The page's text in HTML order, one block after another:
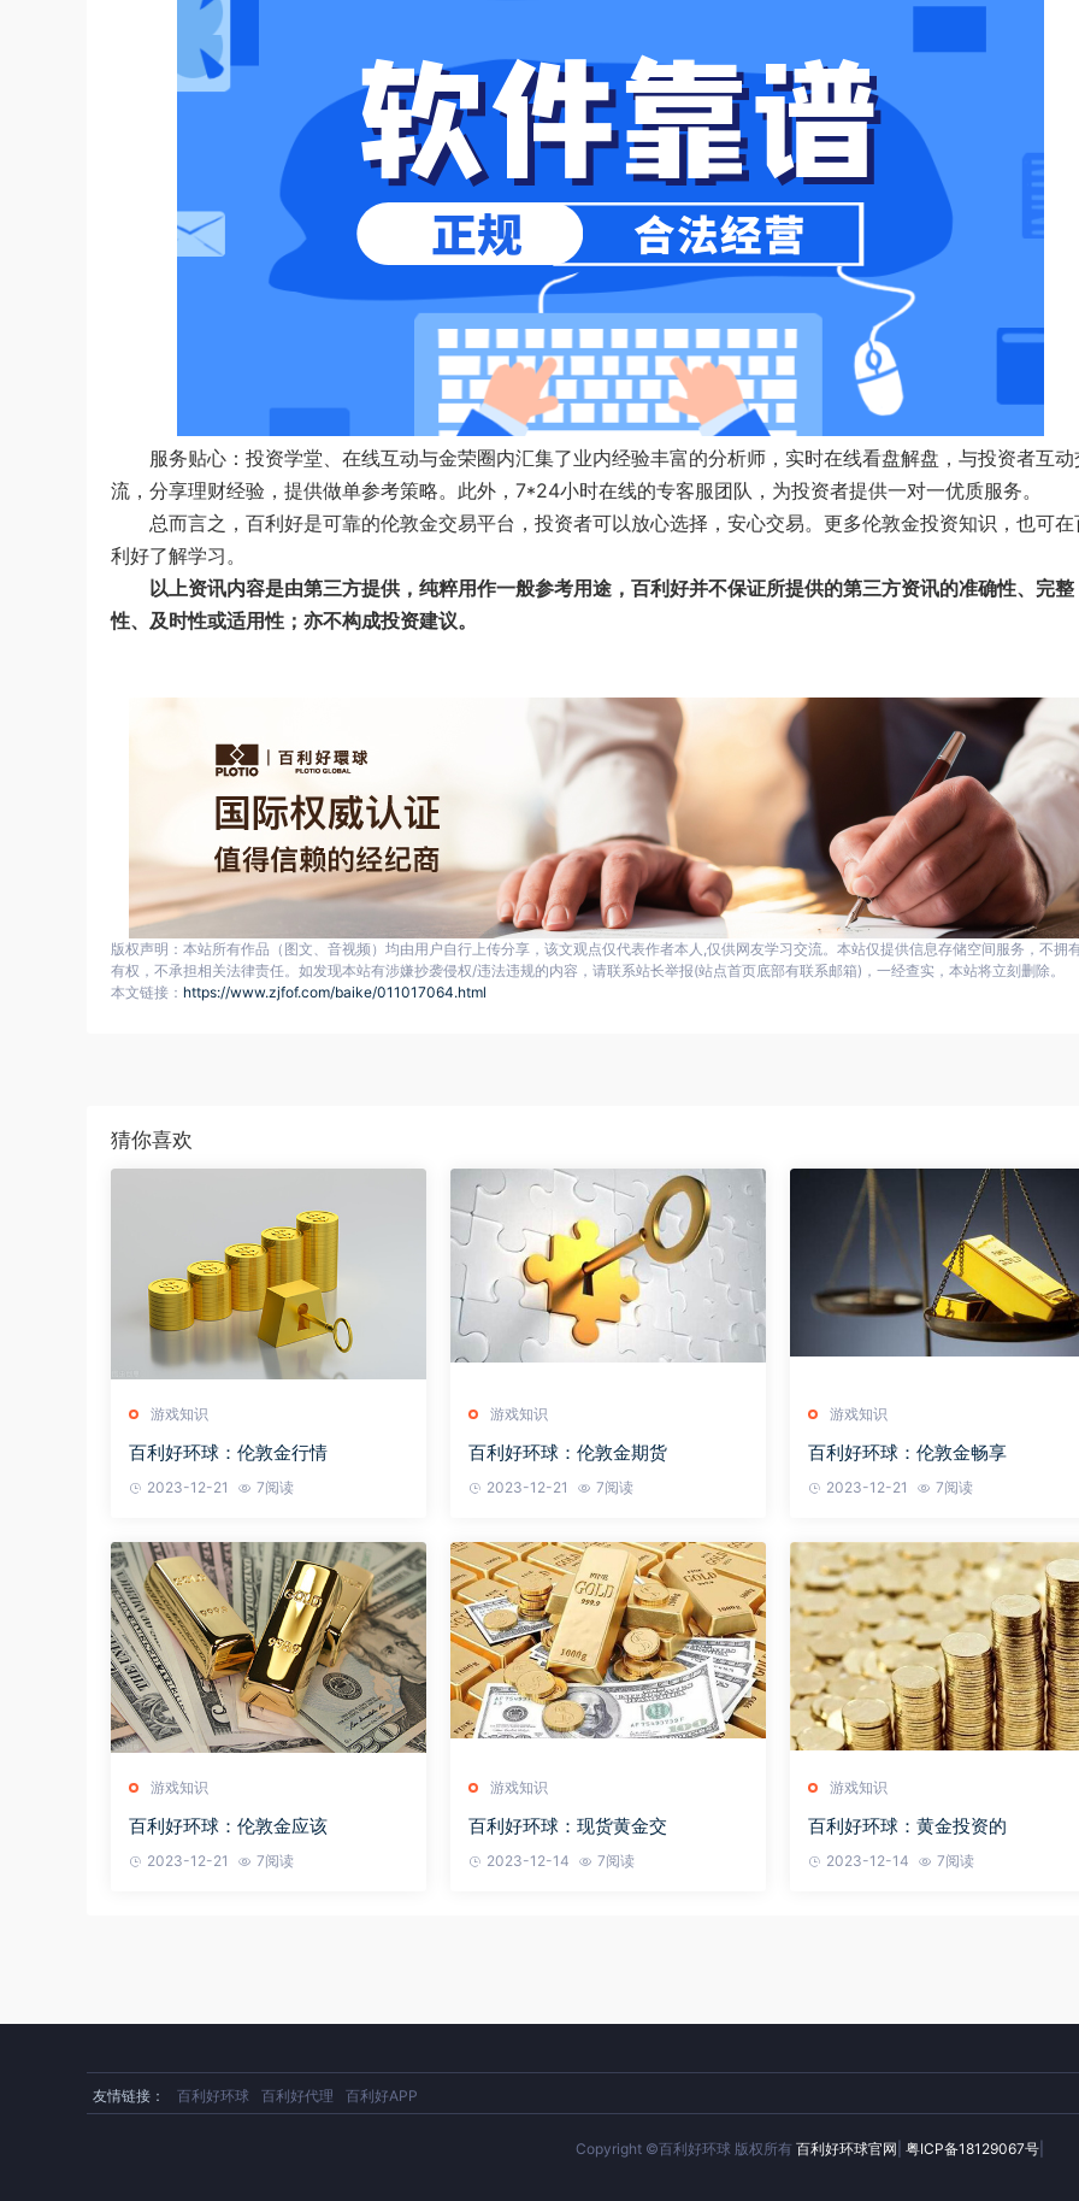
服务贴心：投资学堂、在线互动与金荣圈内汇集了业内经验丰富的分析师，实时在线看盘解盘，与投资者互动
流，分享理财经验，提供做单参考策略。此外，7*24小时在线的专客服团队，为投资者提供一对一优质服务。
总而言之，百利好是可靠的伦敦金交易平台，投资者可以放心选择，安心交易。更多伦敦金投资知识，也可在
利好了解学习。
以上资讯内容是由第三方提供，纯粹用作一般参考用途，百利好并不保证所提供的第三方资讯的准确性、完整
性、及时性或适用性；亦不构成投资建议。
版权声明：本站所有作品（图文、音视频）均由用户自行上传分享，该文观点仅代表作者本人,仅供网友学习交流。本站仅提供信息存储空间服务，不拥
有权，不承担相关法律责任。如发现本站有涉嫌抄袭侵权/违法违规的内容，请联系站长举报(站点首页底部有联系邮箱)，一经查实，本站将立刻删除。
本文链接： https://www.zjfof.com/baike/011017064.html
猜你喜欢
游戏知识
百利好环球：伦敦金行情
2023-12-21 7阅读
游戏知识
百利好环球：伦敦金期货
2023-12-21 7阅读
游戏知识
百利好环球：伦敦金畅享
2023-12-21 7阅读
游戏知识
百利好环球：伦敦金应该
2023-12-21 7阅读
游戏知识
百利好环球：现货黄金交
2023-12-14 7阅读
游戏知识
百利好环球：黄金投资的
2023-12-14 7阅读
友情链接： 百利好环球 百利好代理 百利好APP
Copyright ©百利好环球 版权所有 百利好环球官网 粤ICP备18129067号|